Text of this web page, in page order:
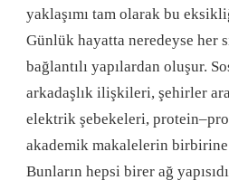
yaklaşımı tam olarak bu
Günlük hayatta neredeyse her
bağlantılı yapılardan oluşur.
arkadaşlık ilişkileri, şehirler
elektrik şebekeleri,
akademik makalelerin
Bunların hepsi birer ağ